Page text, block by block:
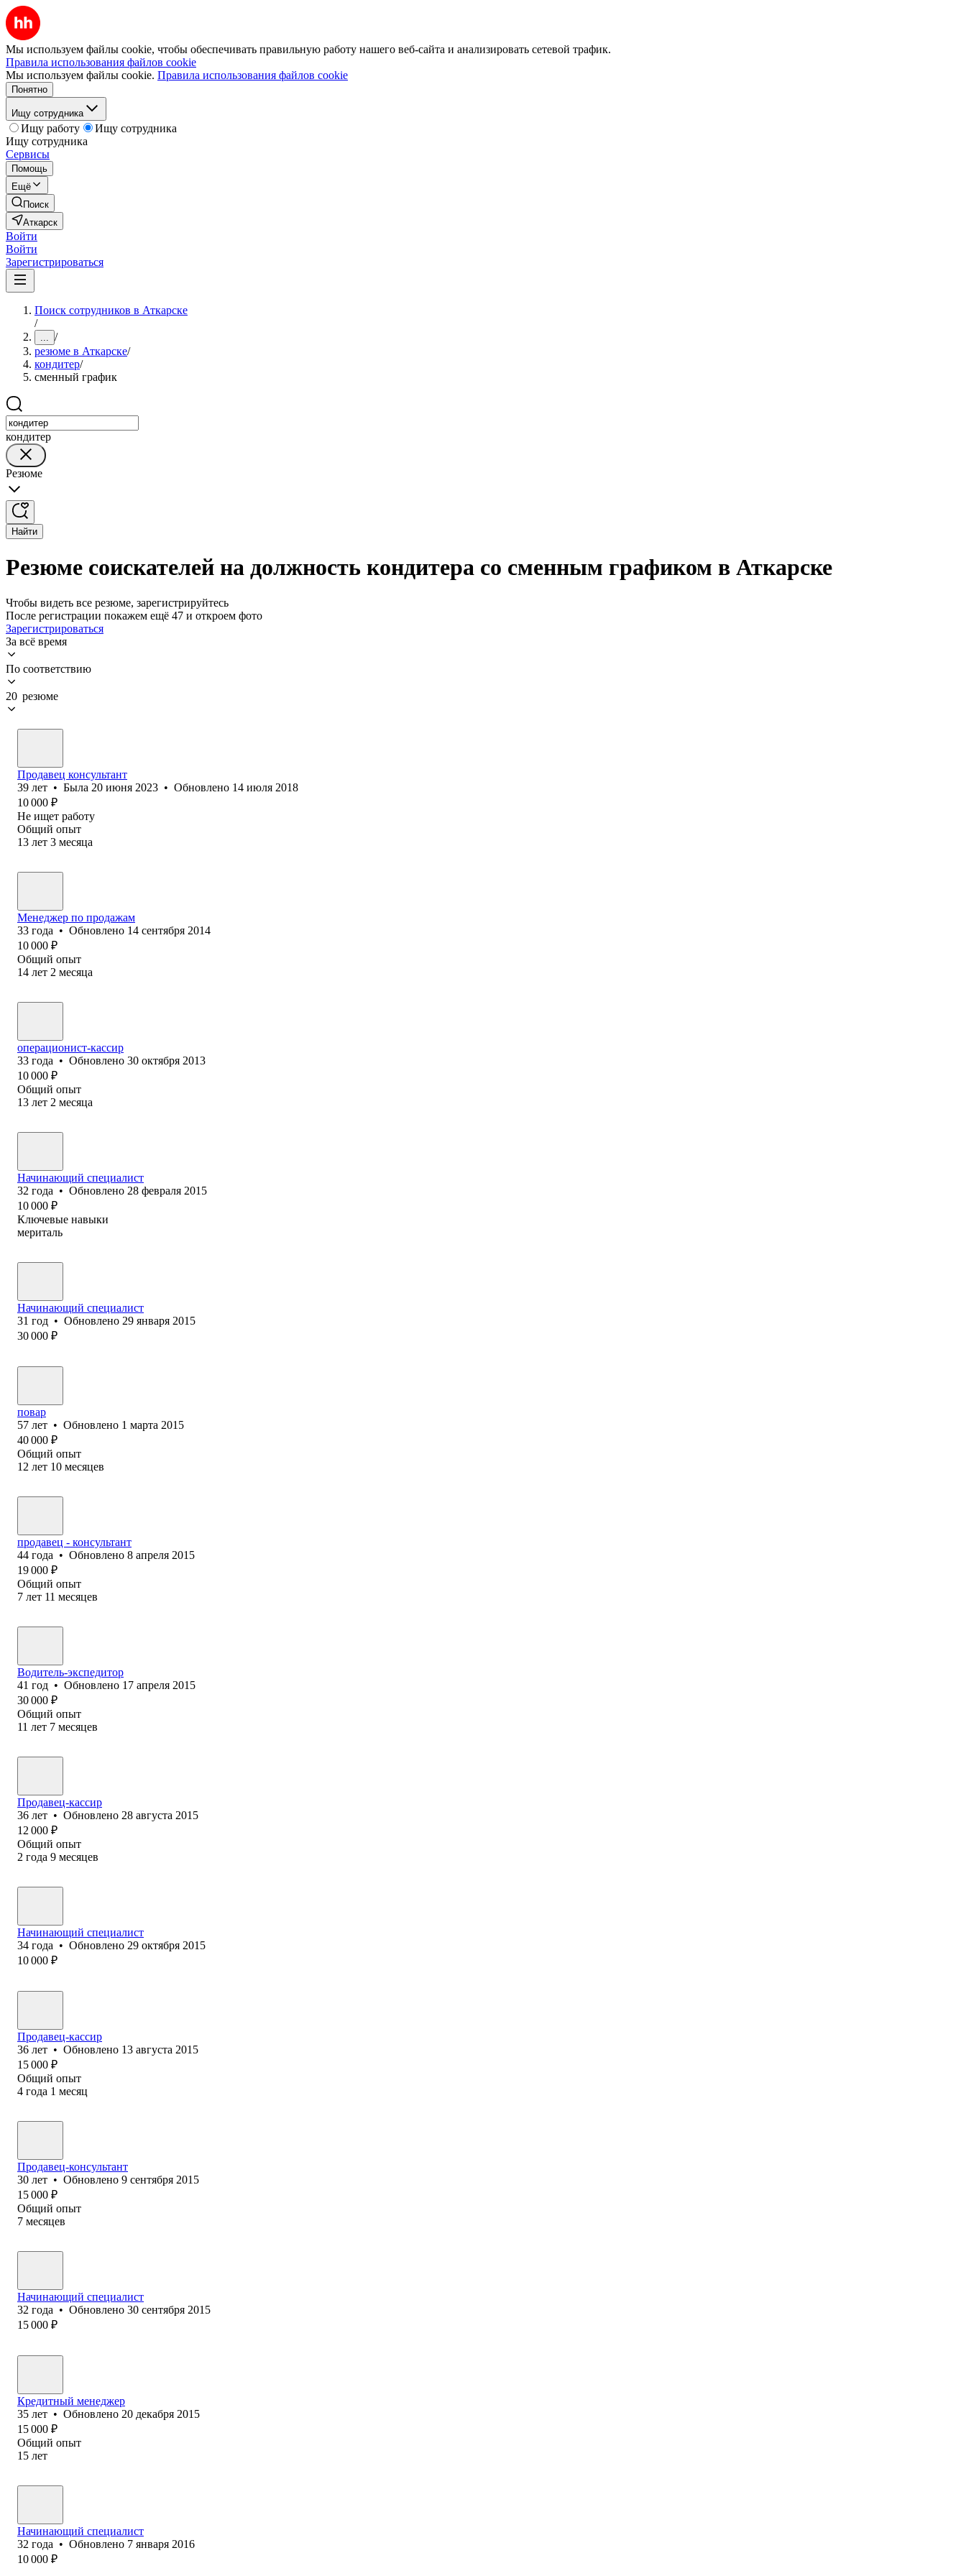
Мы используем файлы cookie, чтобы обеспечивать правильную работу нашего веб-сайта и анализировать сетевой трафик.
Правила использования файлов cookie
Мы используем файлы cookie. Правила использования файлов cookie
Понятно
Ищу сотрудника
Ищу работу
Ищу сотрудника
Ищу сотрудника
Сервисы
Помощь
Ещё
Поиск
Аткарск
Войти
Войти
Зарегистрироваться
Поиск сотрудников в Аткарске
/
... /
резюме в Аткарске/
кондитер/
сменный график
кондитер
Резюме
Найти
Резюме соискателей на должность кондитера со сменным графиком в Аткарске
Чтобы видеть все резюме, зарегистрируйтесь
После регистрации покажем ещё 47 и откроем фото
Зарегистрироваться
За всё время
По соответствию
20 резюме
Продавец консультант
39 лет • Была 20 июня 2023 • Обновлено 14 июля 2018
10 000 ₽
Не ищет работу
Общий опыт
13 лет 3 месяца
Менеджер по продажам
33 года • Обновлено 14 сентября 2014
10 000 ₽
Общий опыт
14 лет 2 месяца
операционист-кассир
33 года • Обновлено 30 октября 2013
10 000 ₽
Общий опыт
13 лет 2 месяца
Начинающий специалист
32 года • Обновлено 28 февраля 2015
10 000 ₽
Ключевые навыки
мериталь
Начинающий специалист
31 год • Обновлено 29 января 2015
30 000 ₽
повар
57 лет • Обновлено 1 марта 2015
40 000 ₽
Общий опыт
12 лет 10 месяцев
продавец - консультант
44 года • Обновлено 8 апреля 2015
19 000 ₽
Общий опыт
7 лет 11 месяцев
Водитель-экспедитор
41 год • Обновлено 17 апреля 2015
30 000 ₽
Общий опыт
11 лет 7 месяцев
Продавец-кассир
36 лет • Обновлено 28 августа 2015
12 000 ₽
Общий опыт
2 года 9 месяцев
Начинающий специалист
34 года • Обновлено 29 октября 2015
10 000 ₽
Продавец-кассир
36 лет • Обновлено 13 августа 2015
15 000 ₽
Общий опыт
4 года 1 месяц
Продавец-консультант
30 лет • Обновлено 9 сентября 2015
15 000 ₽
Общий опыт
7 месяцев
Начинающий специалист
32 года • Обновлено 30 сентября 2015
15 000 ₽
Кредитный менеджер
35 лет • Обновлено 20 декабря 2015
15 000 ₽
Общий опыт
15 лет
Начинающий специалист
32 года • Обновлено 7 января 2016
10 000 ₽